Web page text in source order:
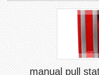
manual pull